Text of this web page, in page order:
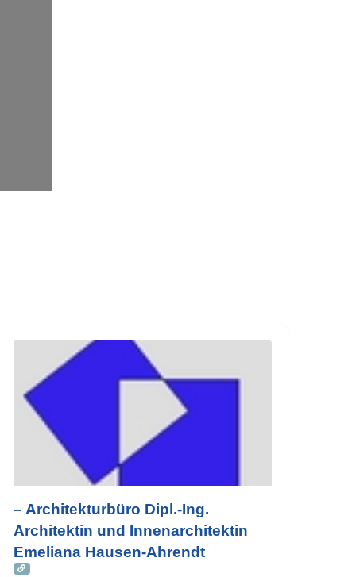
– Architekturbüro Dipl.-Ing.
Architektin und Innenarchitektin
Emeliana Hausen-Ahrendt